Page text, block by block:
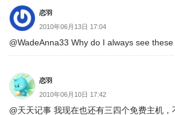
恋羽
2010年06月13日 17:04
@WadeAnna33 Why do I always see
恋羽
2010年06月10日 17:42
@天天记事 我现在也还有三四个免费主机